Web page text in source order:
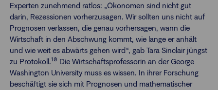
Experten zunehmend ratlos: „Ökonomen sind nicht gut
darin, Rezessionen vorherzusagen. Wir sollten uns nicht auf
Prognosen verlassen, die genau vorhersagen, wann die
Wirtschaft in den Abschwung kommt, wie lange er anhält
und wie weit es abwärts gehen wird“, gab Tara Sinclair jüngst
zu Protokoll.10 Die Wirtschaftsprofessorin an der George
Washington University muss es wissen. In ihrer Forschung
beschäftigt sie sich mit Prognosen und mathematischer